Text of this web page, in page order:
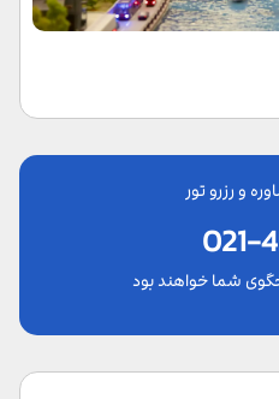
و رزرو تور
021-
شما خواهند بود